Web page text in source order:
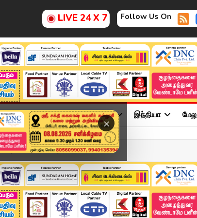
LIVE 24 X 7 Follow Us On
×
சினிமா அரசியல் விளையாட்டு இந்தியா
| 04 DEC 2025 | ...